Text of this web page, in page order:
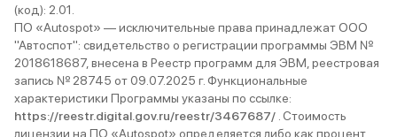
(код): 2.01.
ПО «Autospot» — исключительные права принадлежат ООО
"Автоспот": свидетельство о регистрации программы ЭВМ №
2018618687, внесена в Реестр программ для ЭВМ, реестровая
запись № 28745 от 09.07.2025 г. Функциональные
характеристики Программы указаны по ссылке:
https://reestr.digital.gov.ru/reestr/3467687/ . Стоимость
лицензии на ПО «Autospot» определяется либо как процент